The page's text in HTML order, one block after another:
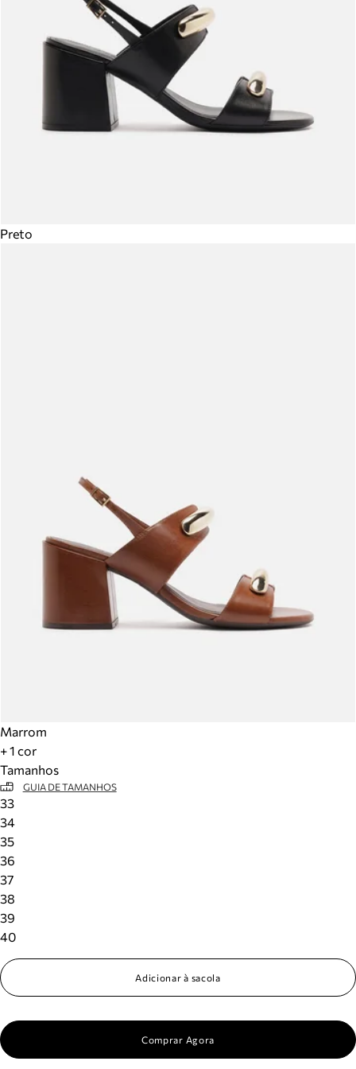
Preto
Marrom
+ 1 cor
Tamanhos
GUIA DE TAMANHOS
33
34
35
36
37
38
39
40
Adicionar à sacola
Comprar Agora